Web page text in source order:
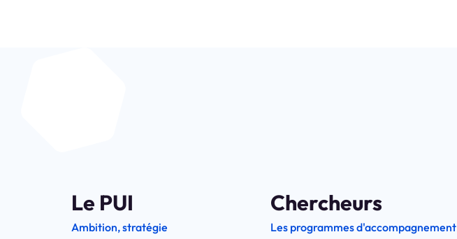
Le PUI
Ambition, stratégie
Chercheurs
Les programmes d'accompagnement